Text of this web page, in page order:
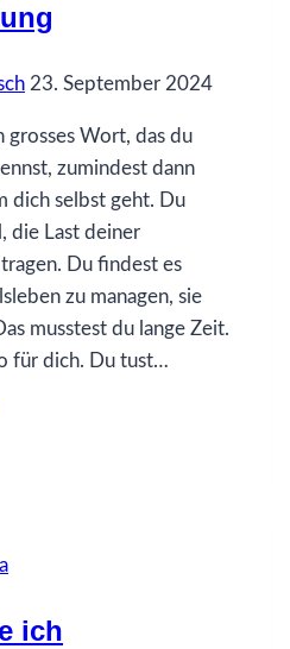
23. September 2024
grosses Wort, das du
zumindest dann
dich selbst geht. Du
die Last deiner
Du findest es
zu managen, sie
musstest du lange Zeit.
für dich. Du tust…
ich